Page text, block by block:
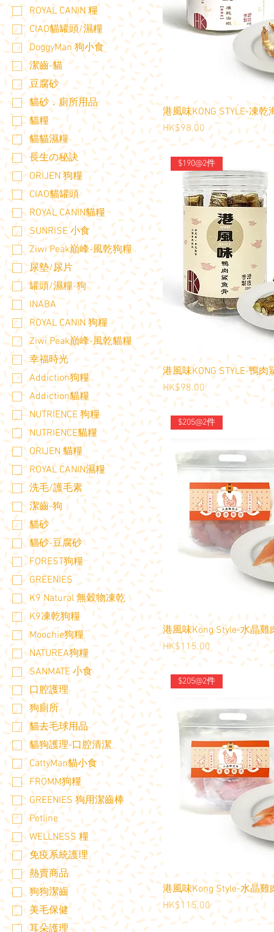
ROYAL CANIN 糧
CIAO貓罐頭/濕糧
DoggyMan 狗小食
潔齒-貓
豆腐砂
貓砂．廁所用品
貓糧
貓貓濕糧
長生の秘訣
ORIJEN 狗糧
CIAO貓罐頭
ROYAL CANIN貓糧
SUNRISE 小食
Ziwi Peak巔峰-風乾狗糧
尿墊/尿片
罐頭/濕糧-狗
INABA
ROYAL CANIN 狗糧
Ziwi Peak巔峰-風乾貓糧
幸福時光
Addiction狗糧
Addiction貓糧
NUTRIENCE 狗糧
NUTRIENCE貓糧
ORIJEN 貓糧
ROYAL CANIN濕糧
洗毛/護毛素
潔齒-狗
貓砂
貓砂-豆腐砂
FOREST狗糧
GREENIES
K9 Natural 無穀物凍乾
K9凍乾狗糧
Moochie狗糧
NATUREA狗糧
SANMATE 小食
口腔護理
狗廁所
貓去毛球用品
貓狗護理-口腔清潔
CattyMan貓小食
FROMM狗糧
GREENIES 狗用潔齒棒
Petline
WELLNESS 糧
免疫系統護理
熱賣商品
狗狗潔齒
美毛保健
耳朵護理
港風味KONG STYLE-凍乾
價格
HK$98.00
$190@2件
港風味KONG STYLE-鴨肉
價格
HK$98.00
$205@2件
港風味Kong Style-水晶雞
價格
HK$115.00
$205@2件
港風味Kong Style-水晶雞
價格
HK$115.00